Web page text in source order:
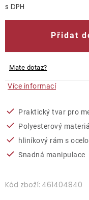
Přidat
Mate dotaz?
Více informací
Praktický tvar pro
Polyesterový
hliníkový rám s
Snadná manipulace
Kód zboží: 461404840